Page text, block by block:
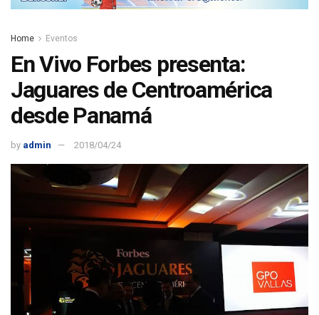
Home Eventos
En Vivo Forbes presenta:
Jaguares de Centroamérica
desde Panamá
by admin 2018/04/24